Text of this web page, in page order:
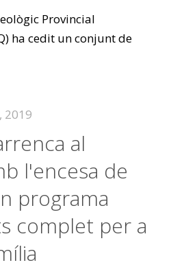
Provincial
ha cedit un conjunt de
2019
al
l'encesa de
programa
complet per a